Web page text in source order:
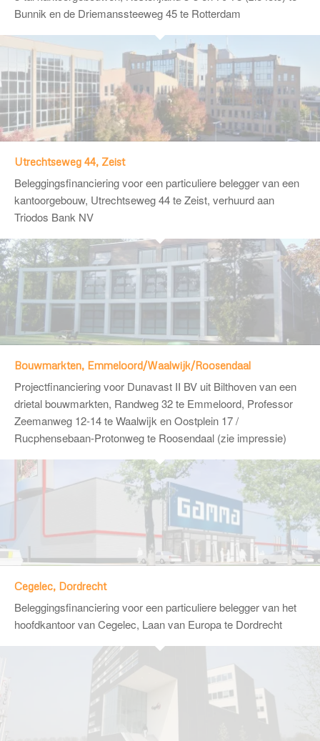
Bunnik en de Driemanssteeweg 45 te Rotterdam
Utrechtseweg 44, Zeist
Beleggingsfinanciering voor een particuliere belegger van een
kantoorgebouw, Utrechtseweg 44 te Zeist, verhuurd aan
Triodos Bank NV
Bouwmarkten, Emmeloord/Waalwijk/Roosendaal
Projectfinanciering voor Dunavast II BV uit Bilthoven van een
drietal bouwmarkten, Randweg 32 te Emmeloord, Professor
Zeemanweg 12-14 te Waalwijk en Oostplein 17 /
Rucphensebaan-Protonweg te Roosendaal (zie impressie)
Cegelec, Dordrecht
Beleggingsfinanciering voor een particuliere belegger van het
hoofdkantoor van Cegelec, Laan van Europa te Dordrecht